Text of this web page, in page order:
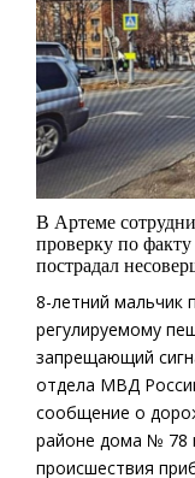
В Артеме
проверку по
пострадал
8-летний мальчик
регулируемому
запрещающий
отдела МВД
сообщение о
районе дома № 78
происшествия